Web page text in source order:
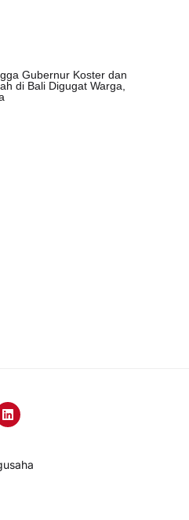
Gubernur Koster dan
di Bali Digugat Warga,